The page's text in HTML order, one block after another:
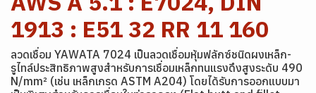
1913 : E51 32 RR 11 160
ลวดเชื่อม YAWATA 7024 เป็นลวดเชื่อมหุ้มฟลักซ์ชนิดผงเหล็ก-
รูไทล์ประสิทธิภาพสูงสำหรับการเชื่อมเหล็กทนแรงดึงสูงระดับ 490
N/mm² (เช่น เหล็กเกรด ASTM A204) โดยได้รับการออกแบบมา